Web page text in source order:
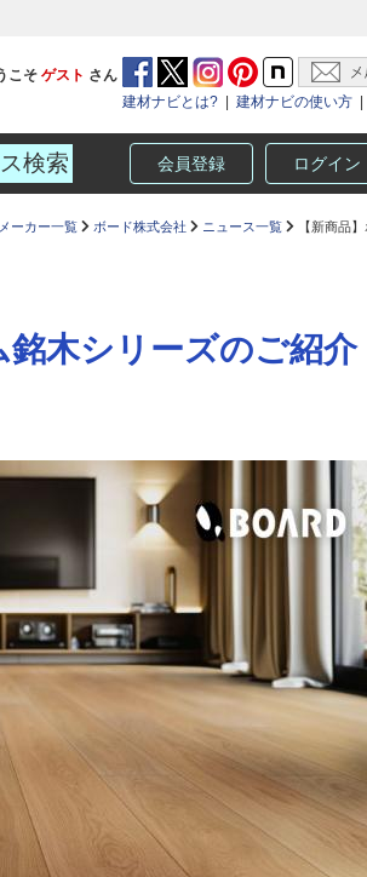
こそ ゲスト さん
建材ナビとは?
建材ナビの使い方
会員登録 ログイン
ーカー一覧 ボード株式会社 ニュース一覧 【新商品
銘木シリーズのご紹介